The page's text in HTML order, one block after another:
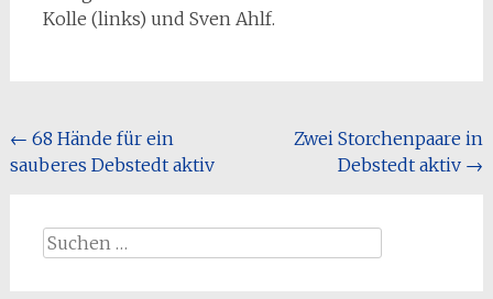
Kolle (links) und Sven Ahlf.
Beitragsnavigation
← 68 Hände für ein
sauberes Debstedt aktiv
Zwei Storchenpaare in
Debstedt aktiv →
Suchen